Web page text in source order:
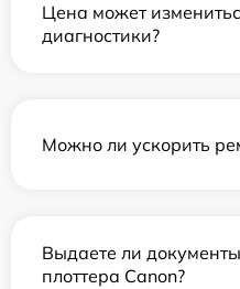
Цена может
диагностики?
Можно ли ускорить
Выдаете ли
плоттера Canon?